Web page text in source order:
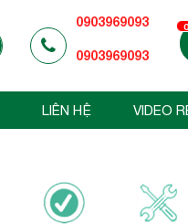
0903969093
0903969093
0
LIÊN HỆ VIDEO